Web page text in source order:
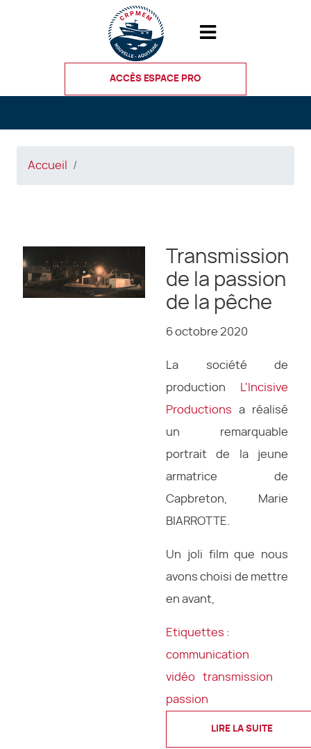
au
contenu
principal
ACCÈS ESPACE PRO
Accueil
Transmission
de la passion
de la pêche
6 octobre 2020
La société de
production
L'Incisive
Productions a réalisé
un remarquable
portrait de la jeune
armatrice de
Capbreton, Marie
BIARROTTE.
Un joli film que nous
avons choisi de mettre
en avant,
Etiquettes :
communication
vidéo
transmission
passion
LIRE LA SUITE